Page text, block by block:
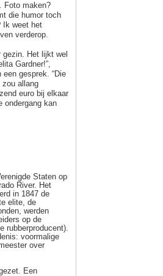
Foto maken?
die humor toch
Ik weet het
verderop.
Het lijkt wel
Gardner!”,
gesprek. “Die
zou allang
euro bij elkaar
ondergang kan
Staten op
River. Het
in 1847 de
elite, de
werden
op de
rubberproducent).
voormalige
over
Een